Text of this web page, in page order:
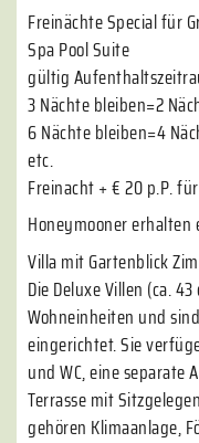
Freinächte Special für
Spa Pool Suite
gültig
3 Nächte bleiben=2
6 Nächte bleiben=4
etc.
Freinacht + € 20 p.P.
Honeymooner erhalten
Villa mit Gartenblick
Die Deluxe Villen (ca.
Wohneinheiten und
eingerichtet. Sie
und WC, eine separate
Terrasse mit
gehören Klimaanlage,